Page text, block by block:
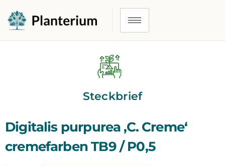
Steckbrief
Digitalis purpurea ‚C. Creme‘
cremefarben TB9 / P0,5